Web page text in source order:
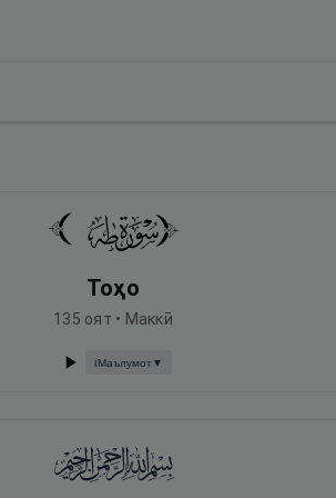
Тоҳо
135 оят • Маккӣ
ℹ️Маълумот▼